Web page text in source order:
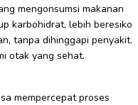
mengonsumsi makanan
karbohidrat, lebih beresiko
tanpa dihinggapi penyakit.
otak yang sehat.
mempercepat proses